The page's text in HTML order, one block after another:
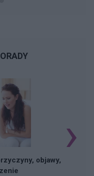
objawy,
›